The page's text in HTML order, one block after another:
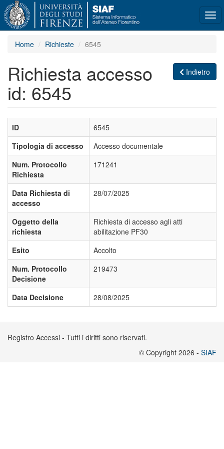
Home
Richieste 6545
Indietro
Richiesta accesso
id: 6545
ID
6545
Tipologia di accesso
Accesso documentale
Num. Protocollo
Richiesta
171241
Data Richiesta di
accesso
28/07/2025
Oggetto della
richiesta
Richiesta di accesso agli atti
abilitazione PF30
Esito
Accolto
Num. Protocollo
Decisione
219473
Data Decisione 28/08/2025
Registro Accessi - Tutti i diritti sono riservati.
© Copyright 2026 - SIAF